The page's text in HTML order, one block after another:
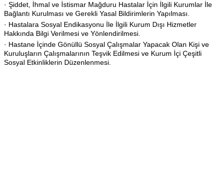
· Şiddet, İhmal ve İstismar Mağduru Hastalar İçin İlgili Kurumlar İle
Bağlantı Kurulması ve Gerekli Yasal Bildirimlerin Yapılması.
· Hastalara Sosyal Endikasyonu İle İlgili Kurum Dışı Hizmetler
Hakkında Bilgi Verilmesi ve Yönlendirilmesi.
· Hastane İçinde Gönüllü Sosyal Çalışmalar Yapacak Olan Kişi ve
Kuruluşların Çalışmalarının Teşvik Edilmesi ve Kurum İçi Çeşitli
Sosyal Etkinliklerin Düzenlenmesi.